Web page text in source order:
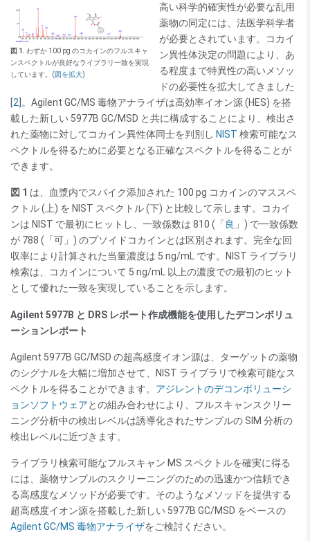
図 1. わずか 100 pg のコカインのフルスキャ
ンスペクトルが良好なライブラリ一致を実現
しています。(図を拡大)
高い科学的確実性が必要な乱用
薬物の同定には、法医学科学者
が必要とされています。コカイ
ン異性体決定の問題により、あ
る程度まで特異性の高いメソッ
ドの必要性を拡大してきました
2 ]。Agilent GC/MS 毒物アナライザは高効率イオン源 (HES) を搭
載した新しい 5977B GC/MSD と共に構成することにより、検出さ
れた薬物に対してコカイン異性体同士を判別し NIST 検索可能なス
ペクトルを得るために必要となる正確なスペクトルを得ることが
できます。
図 1 は、血漿内でスパイク添加された 100 pg コカインのマススペ
クトル (上) を NIST スペクトル (下) と比較して示します。コカイ
ンは NIST で最初にヒットし、一致係数は 810 (「 良 」) で一致係数
が 788 (「可」) のプソイドコカインとは区別されます。完全な回
収率により計算された当量濃度は 5 ng/mL です。NIST ライブラリ
検索は、コカインについて 5 ng/mL 以上の濃度での最初のヒット
として優れた一致を実現していることを示します。
Agilent 5977B と DRS レポート作成機能を使用したデコンボリュ
ーションレポート
Agilent 5977B GC/MSD の超高感度イオン源は、ターゲットの薬物
のシグナルを大幅に増加させて、NIST ライブラリで検索可能なス
ペクトルを得ることができます。 アジレントのデコンボリューシ
ョンソフトウェアとの組み合わせにより、フルスキャンスクリー
ニング分析中の検出レベルは誘導化されたサンプルの SIM 分析の
検出レベルに近づきます。
ライブラリ検索可能なフルスキャン MS スペクトルを確実に得る
には、薬物サンプルのスクリーニングのための迅速かつ信頼でき
る高感度なメソッドが必要です。そのようなメソッドを提供する
超高感度イオン源を搭載した新しい 5977B GC/MSD をベースの
Agilent GC/MS 毒物アナライザをご検討ください。